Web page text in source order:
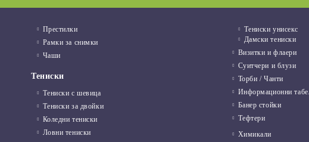
Престилки
Рамки за снимки
Чаши
Тениски
Тениски с шевица
Тениски за двойки
Коледни тениски
Ловни тениски
Тениски унисекс
Дамски тениски
Визитки и флаери
Суитчери и блузи
Торби / Чанти
Информационни
Банер стойки
Тефтери
Химикали